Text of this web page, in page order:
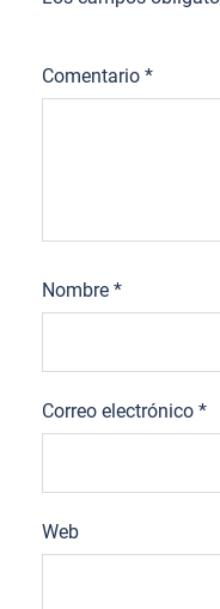
Comentario *
Nombre *
Correo electrónico *
Web